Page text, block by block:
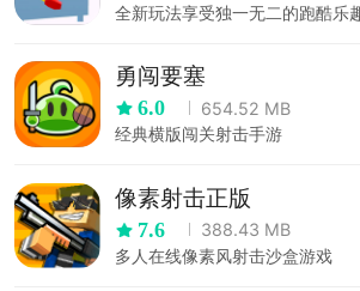
全新玩法享受独一无二的跑酷乐
勇闯要塞
6.0
654.52 MB
经典横版闯关射击手游
像素射击正版
7.6
388.43 MB
多人在线像素风射击沙盒游戏